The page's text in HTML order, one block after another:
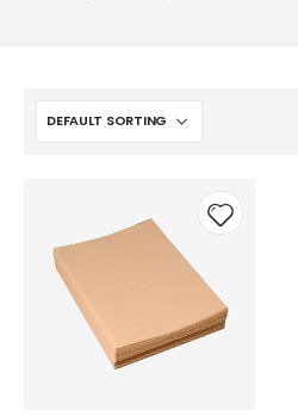
wishlist